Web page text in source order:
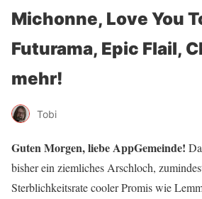
Michonne, Love You
Futurama, Epic Flail,
mehr!
Tobi
Guten Morgen, liebe AppGemeinde!
bisher ein ziemliches Arschloch,
Sterblichkeitsrate cooler Promis wie